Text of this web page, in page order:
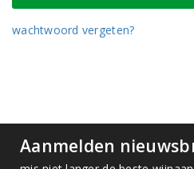
wachtwoord vergeten?
Aanmelden